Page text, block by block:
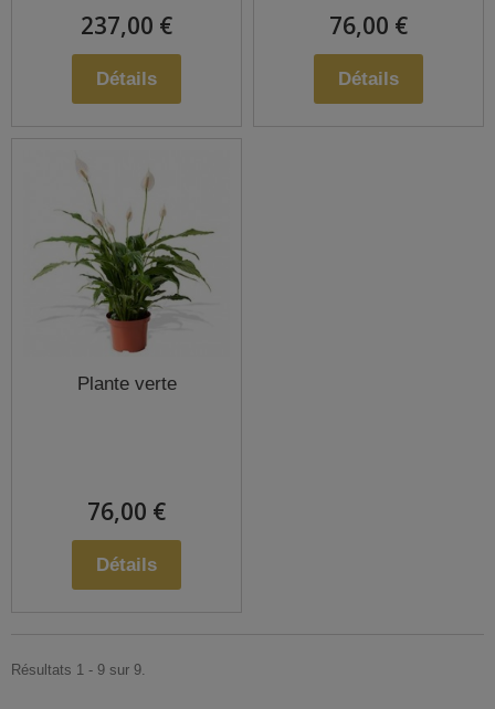
237,00 €
Détails
76,00 €
Détails
Plante verte
76,00 €
Détails
Résultats 1 - 9 sur 9.